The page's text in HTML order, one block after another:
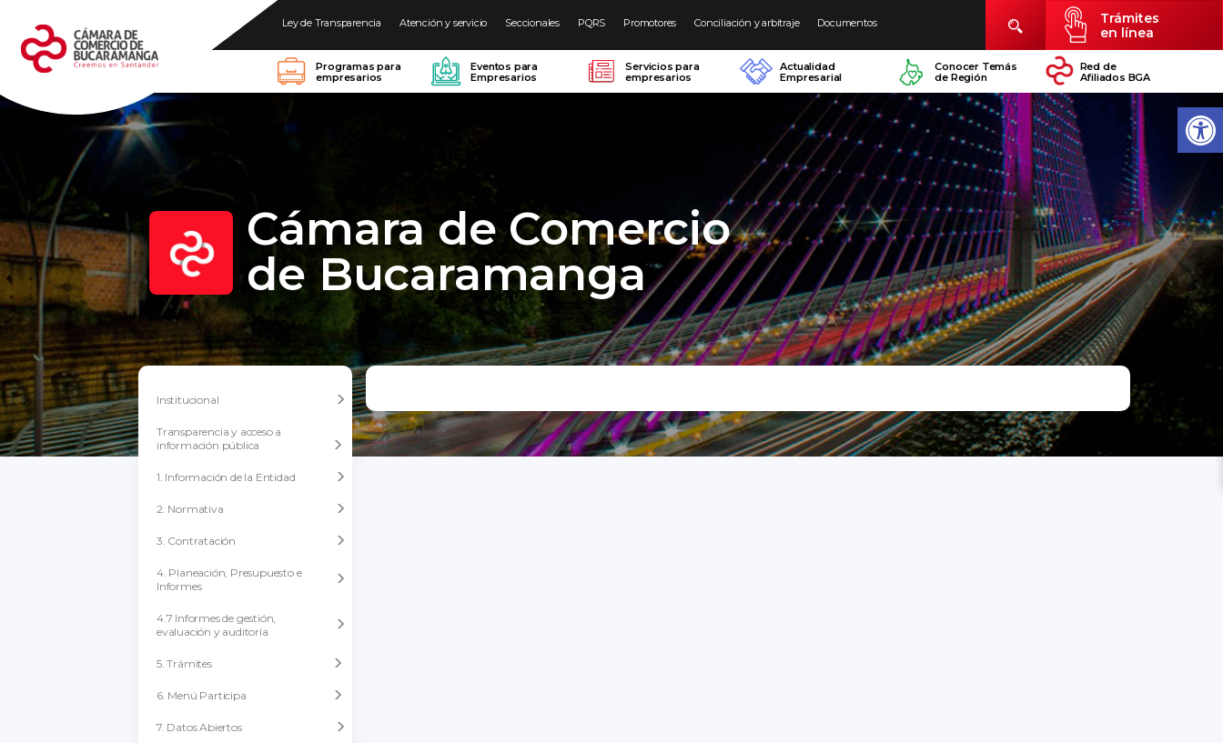
Ley de Transparencia Atención y servicio Seccionales PQRS Promotores Conciliación y arbitraje Documentos
Trámites
en línea
Programas para
empresarios
Eventos para
Empresarios
Servicios para
empresarios
Actualidad
Empresarial
Conocer Temás
de Región
Red de
Afiliados BGA
Cámara de Comercio
de Bucaramanga
Institucional
Transparencia y acceso a
información pública
1. Información de la Entidad
2. Normativa
3. Contratación
4. Planeación, Presupuesto e
Informes
4.7 Informes de gestión,
evaluación y auditoría
5. Trámites
6. Menú Participa
7. Datos Abiertos